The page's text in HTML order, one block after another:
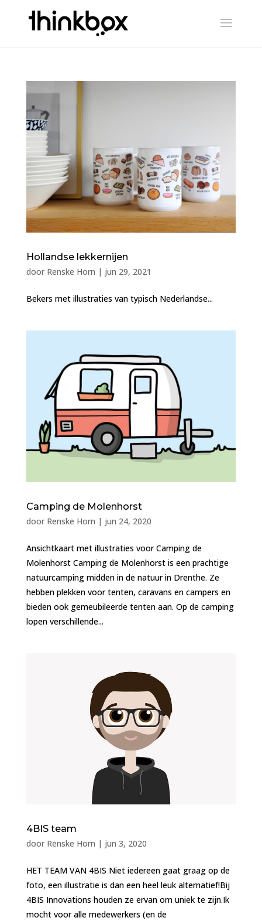
Hollandse lekkernijen
door Renske Horn | jun 29, 2021
Bekers met illustraties van typisch Nederlandse...
Camping de Molenhorst
door Renske Horn | jun 24, 2020
Ansichtkaart met illustraties voor Camping de
Molenhorst Camping de Molenhorst is een prachtige
natuurcamping midden in de natuur in Drenthe. Ze
hebben plekken voor tenten, caravans en campers en
bieden ook gemeubileerde tenten aan. Op de camping
lopen verschillende...
4BIS team
door Renske Horn | jun 3, 2020
HET TEAM VAN 4BIS Niet iedereen gaat graag op de
foto, een illustratie is dan een heel leuk alternatief!Bij
4BIS Innovations houden ze ervan om uniek te zijn.Ik
mocht voor alle medewerkers (en de